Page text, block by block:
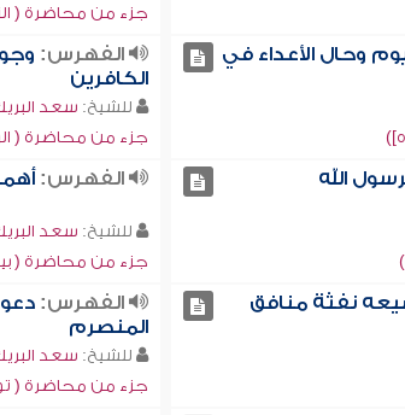
جزء من محاضرة (
وحال الأعداء في
الفهرس:
الكافرين
للشيخ: سعد
جزء من محاضرة (
الله الفهرس:
للشيخ: سعد
جزء من محاضرة (
نفثة منافق الفهرس:
المنصرم
للشيخ: سعد
جزء من محاضرة (